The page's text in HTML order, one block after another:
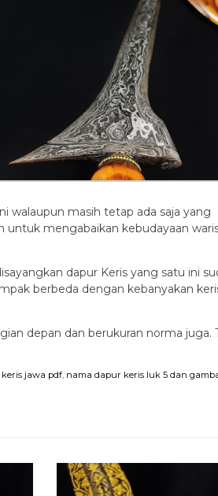
walaupun masih tetap ada saja yang
mengabaikan kebudayaan
dapur Keris yang satu ini
berbeda dengan kebanyakan
depan dan berukuran norma juga.
jawa pdf, nama dapur keris luk 5 dan